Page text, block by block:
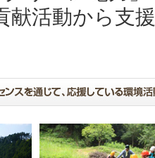
献活動から支